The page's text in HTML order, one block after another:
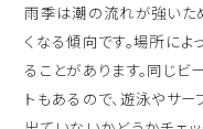
雨季は潮の流れが強いた
くなる傾向です。場所に
ることがあります。同じ
トもあるので、遊泳やサ